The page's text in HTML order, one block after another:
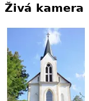
Živá kamera